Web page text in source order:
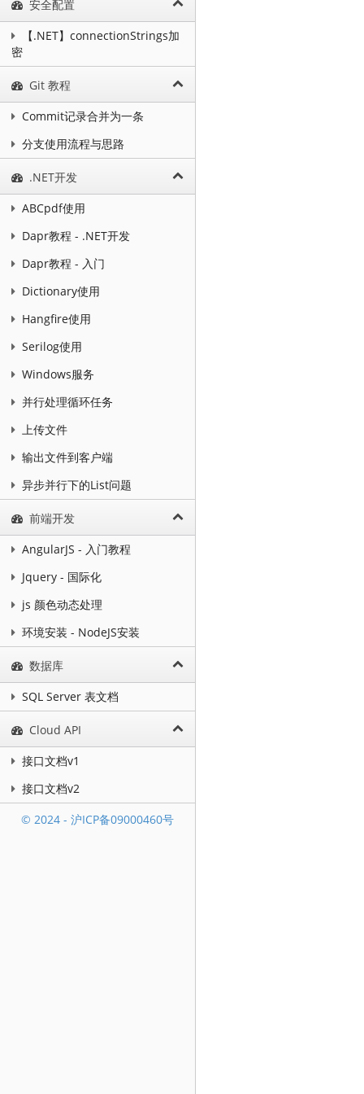
安全配置
【.NET】connectionStrings加
密
Git 教程
Commit记录合并为一条
分支使用流程与思路
.NET开发
ABCpdf使用
Dapr教程 - .NET开发
Dapr教程 - 入门
Dictionary使用
Hangfire使用
Serilog使用
Windows服务
并行处理循环任务
上传文件
输出文件到客户端
异步并行下的List问题
前端开发
AngularJS - 入门教程
Jquery - 国际化
js 颜色动态处理
环境安装 - NodeJS安装
数据库
SQL Server 表文档
Cloud API
接口文档v1
接口文档v2
© 2024 - 沪ICP备09000460号